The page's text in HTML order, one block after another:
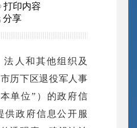
打印内容
分享
法人和其他组织及
历下区退役军人事
单位”）的政府信
供政府信息公开服